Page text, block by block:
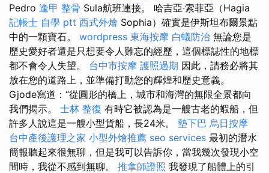
Pedro 逢甲 整骨 Sula航班連接。 哈吉亞·索菲亞（Hagia
記帳士 自學 ptt 西式外燴 Sophia）確實是伊斯坦布爾景點
中的一顆寶石。 wordpress 東海按摩 白蟻防治 無論您是
歷史愛好者還是只想要令人難忘的經歷，這個標誌性的地標
都不會令人失望。 台中市按摩 護照過期 因此，請務必將其
放在您的道路上，並準備打動您的輝煌和歷史意義。
Gjode寫道：“從圓形的橋上，城市和海灣的無限全景都向
我們揭示。 士林 整復 有時它被認為是一艘古老的蝦船，但
許多人說這是一艘小型貨船，長24米。 墊下巴 烏日按摩
台中產後護理之家 小型外燴推薦 seo services 最初的潛水
簡報聽起來很無聊，但是我可以告訴你，當我幾次發現小空
間時，我從不感到無聊。 推拿師證照 我發現了船體上的引